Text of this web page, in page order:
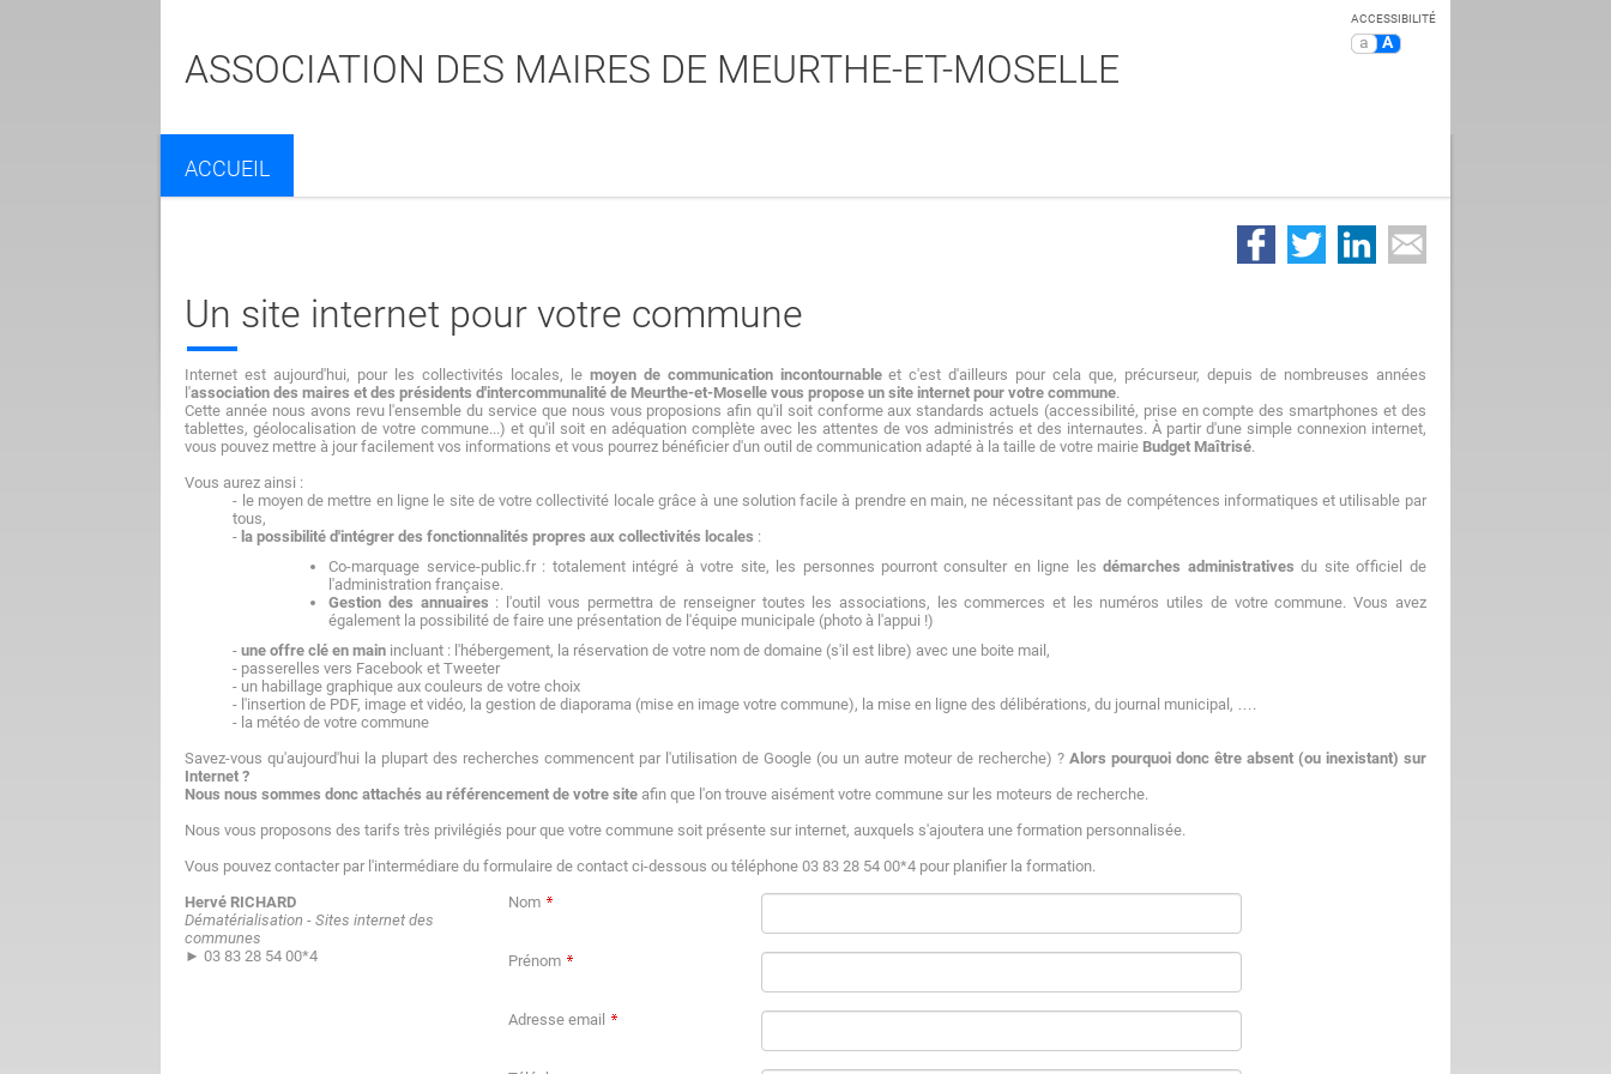
ACCESSIBILITÉ
a A
ASSOCIATION DES MAIRES DE MEURTHE-ET-MOSELLE
ACCUEIL
Un site internet pour votre commune
Internet est aujourd'hui, pour les collectivités locales, le moyen de communication incontournableet c'est d'ailleurs pour cela que, précurseur, depuis de nombreuses années
l'association des maires et des présidents d'intercommunalité de Meurthe-et-Moselle vous propose un site internet pour votre commune.
Cette année nous avons revu l'ensemble du service que nous vous proposions afin qu'il soit conforme aux standards actuels (accessibilité, prise en compte des smartphones et des
tablettes, géolocalisation de votre commune...) et qu'il soit en adéquation complète avec les attentes de vos administrés et des internautes. À partir d'une simple connexion internet,
vous pouvez mettre à jour facilement vos informations et vous pourrez bénéficier d'un outil de communication adapté à la taille de votre mairie Budget Maîtrisé.
Vous aurez ainsi :
- le moyen de mettre en ligne le site de votre collectivité locale grâce à une solution facile à prendre en main, ne nécessitant pas de compétences informatiques et utilisable par
tous,
- la possibilité d'intégrer des fonctionnalités propres aux collectivités locales :
Co-marquage service-public.fr : totalement intégré à votre site, les personnes pourront consulter en ligne lesdémarches administratives du site officiel de
l'administration française.
Gestion des annuaires : l'outil vous permettra de renseigner toutes les associations, les commerces et les numéros utiles de votre commune. Vous avez
également la possibilité de faire une présentation de l'équipe municipale (photo à l'appui !)
-une offre clé en main incluant : l'hébergement, la réservation de votre nom de domaine (s'il est libre) avec une boite mail,
- passerelles vers Facebook et Tweeter
- un habillage graphique aux couleurs de votre choix
- l'insertion de PDF, image et vidéo, la gestion de diaporama (mise en image votre commune), la mise en ligne des délibérations, du journal municipal, ….
- la météo de votre commune
Savez-vous qu'aujourd'hui la plupart des recherches commencent par l'utilisation de Google (ou un autre moteur de recherche) ? Alors pourquoi donc être absent (ou inexistant) sur
Internet ?
Nous nous sommes donc attachés au référencement de votre siteafin que l'on trouve aisément votre commune sur les moteurs de recherche.
Nous vous proposons des tarifs très privilégiés pour que votre commune soit présente sur internet, auxquels s'ajoutera une formation personnalisée.
Vous pouvez contacter par l'intermédiare du formulaire de contact ci-dessous ou téléphone 03 83 28 54 00*4 pour planifier la formation.
Hervé RICHARD
Dématérialisation - Sites internet des
communes
► 03 83 28 54 00*4
Nom
Prénom
Adresse email